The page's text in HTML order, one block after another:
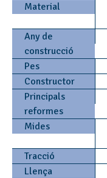
Material
Any de
construcció
Pes
Constructor
Principals
reformes
Mides
Tracció
Llença